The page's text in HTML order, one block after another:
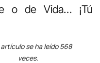
o de Vida… ¡Tú
se ha leído 568
veces.